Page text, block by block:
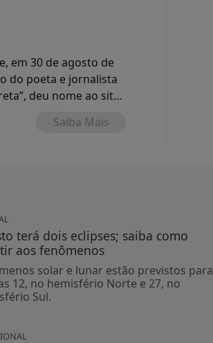
em 30 de agosto de
do poeta e jornalista
deu nome ao site
Saiba Mais
terá dois eclipses; saiba como
aos fenômenos
solar e lunar estão previstos para
12, no hemisfério Norte e 27, no
Sul.